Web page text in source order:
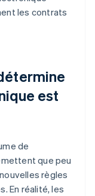
les contrats
est
de
que peu
règles
En réalité, les